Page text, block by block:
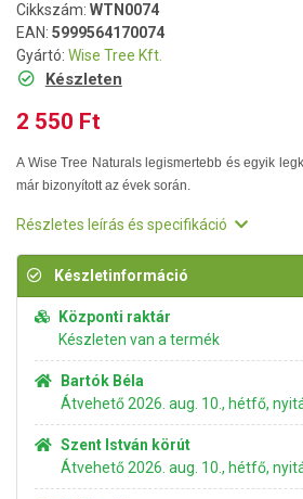
Cikkszám: WTN0074
EAN: 5999564170074
Gyártó: Wise Tree Kft.
Készleten
2 550 Ft
A Wise Tree Naturals legismertebb és egyik
már bizonyított az évek során.
Részletes leírás és specifikáció
Készletinformáció
Központi raktár
Készleten van a termék
Bartók Béla
Átvehető 2026. aug. 10., hétfő,
Szent István körút
Átvehető 2026. aug. 10., hétfő,